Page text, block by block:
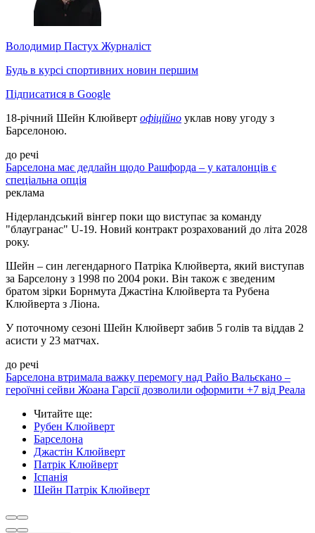
Володимир Пастух Журналіст
Будь в курсі спортивних новин першим
Підписатися в Google
18-річний Шейн Клюйверт офіційно уклав нову угоду з
Барселоною.
до речі
Барселона має дедлайн щодо Рашфорда – у каталонців є
спеціальна опція
реклама
Нідерландський вінгер поки що виступає за команду
"блаугранас" U-19. Новий контракт розрахований до літа 2028
року.
Шейн – син легендарного Патріка Клюйверта, який виступав
за Барселону з 1998 по 2004 роки. Він також є зведеним
братом зірки Борнмута Джастіна Клюйверта та Рубена
Клюйверта з Ліона.
У поточному сезоні Шейн Клюйверт забив 5 голів та віддав 2
асисти у 23 матчах.
до речі
Барселона втримала важку перемогу над Райо Вальєкано –
героїчні сейви Жоана Гарсії дозволили оформити +7 від Реала
Читайте ще:
Рубен Клюйверт
Барселона
Джастін Клюйверт
Патрік Клюйверт
Іспанія
Шейн Патрік Клюйверт